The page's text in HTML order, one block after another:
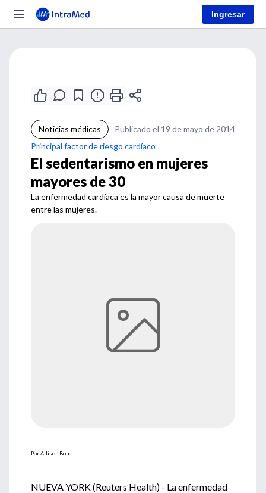
Ingresar
Noticias médicas
Publicado el 19 de mayo de 2014
Principal factor de riesgo cardíaco
El sedentarismo en mujeres
mayores de 30
La enfermedad cardíaca es la mayor causa de muerte
entre las mujeres.
Por Allison Bond
NUEVA YORK (Reuters Health) - La enfermedad